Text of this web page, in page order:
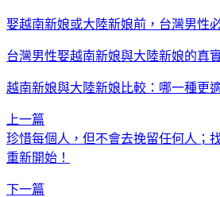
娶越南新娘或大陸新娘前，台灣男性
台灣男性娶越南新娘與大陸新娘的真
越南新娘與大陸新娘比較：哪一種更
上一篇
珍惜每個人，但不會去挽留任何人；
重新開始！
下一篇